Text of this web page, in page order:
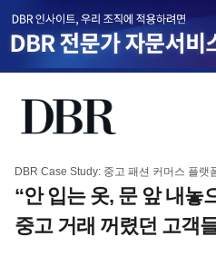
DBR Case Study: 중고 패션 커머스 플랫
“안 입는 옷, 문 앞 내놓
중고 거래 꺼렸던 고객